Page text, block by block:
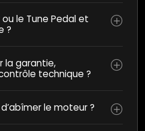
le Tune Pedal et
?
la garantie,
technique ?
le moteur ?